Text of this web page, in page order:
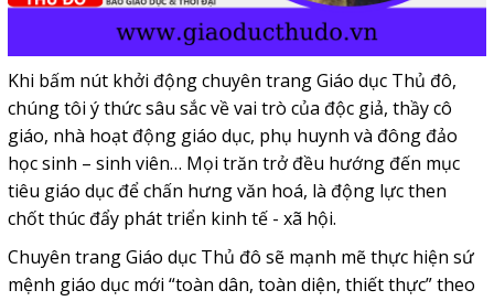
Khi bấm nút khởi động chuyên trang Giáo dục Thủ đô,
chúng tôi ý thức sâu sắc về vai trò của độc giả, thầy cô
giáo, nhà hoạt động giáo dục, phụ huynh và đông đảo
học sinh – sinh viên… Mọi trăn trở đều hướng đến mục
tiêu giáo dục để chấn hưng văn hoá, là động lực then
chốt thúc đẩy phát triển kinh tế - xã hội.
Chuyên trang Giáo dục Thủ đô sẽ mạnh mẽ thực hiện sứ
mệnh giáo dục mới “toàn dân, toàn diện, thiết thực” theo